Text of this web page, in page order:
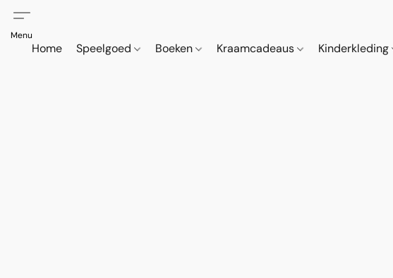
Home Speelgoed Boeken Kraamcadeaus Kinderkleding